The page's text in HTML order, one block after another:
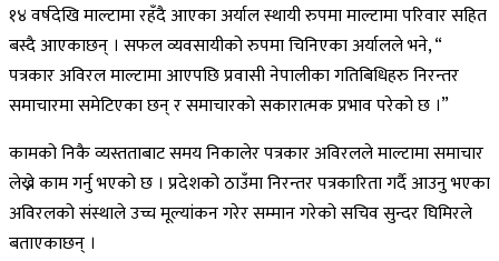
१४ वर्षदेखि माल्टामा रहँदै आएका अर्याल स्थायी रुपमा माल्टामा परिवार सहित
बस्दै आएकाछन् । सफल व्यवसायीको रुपमा चिनिएका अर्यालले भने, “
पत्रकार अविरल माल्टामा आएपछि प्रवासी नेपालीका गतिबिधिहरु निरन्तर
समाचारमा समेटिएका छन् र समाचारको सकारात्मक प्रभाव परेको छ ।”
कामको निकै व्यस्तताबाट समय निकालेर पत्रकार अविरलले माल्टामा समाचार
लेख्ने काम गर्नु भएको छ । प्रदेशको ठाउँमा निरन्तर पत्रकारिता गर्दै आउनु भएका
अविरलको संस्थाले उच्च मूल्यांकन गरेर सम्मान गरेको सचिव सुन्दर घिमिरले
बताएकाछन् ।